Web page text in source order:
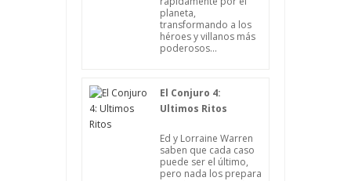
planeta,
transformando a los
héroes y villanos más
poderosos...
El Conjuro 4:
Ultimos Ritos
Ed y Lorraine Warren
saben que cada caso
puede ser el último,
pero nada los prepara